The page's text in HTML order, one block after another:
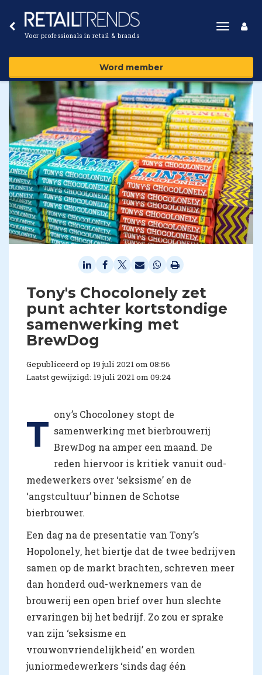
Voor professionals in retail & brands
Toggle
Word member
Tony's Chocolonely zet
punt achter kortstondige
samenwerking met
BrewDog
Gepubliceerd op 19 juli 2021 om 08:56
Laatst gewijzigd: 19 juli 2021 om 09:24
T ony’s Chocoloney stopt de
samenwerking met bierbrouwerij
BrewDog na amper een maand. De
reden hiervoor is kritiek vanuit oud-
medewerkers over ‘seksisme’ en de
‘angstcultuur’ binnen de Schotse
bierbrouwer.
Een dag na de presentatie van Tony’s
Hopolonely, het biertje dat de twee bedrijven
samen op de markt brachten, schreven meer
dan honderd oud-werknemers van de
brouwerij een open brief over hun slechte
ervaringen bij het bedrijf. Zo zou er sprake
van zijn ‘seksisme en
vrouwonvriendelijkheid’ en worden
juniormedewerkers ‘sinds dag één